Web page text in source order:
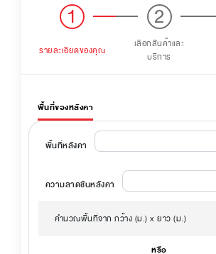
1
รายละเอียดของคุณ
2
เลือกสินค้าและ
บริการ
พื้นที่ของหลังคา
พื้นที่หลังคา
ความลาดชันหลังคา
คำนวณพื้นที่จาก กว้าง (ม.) x ยาว (ม.)
หรือ